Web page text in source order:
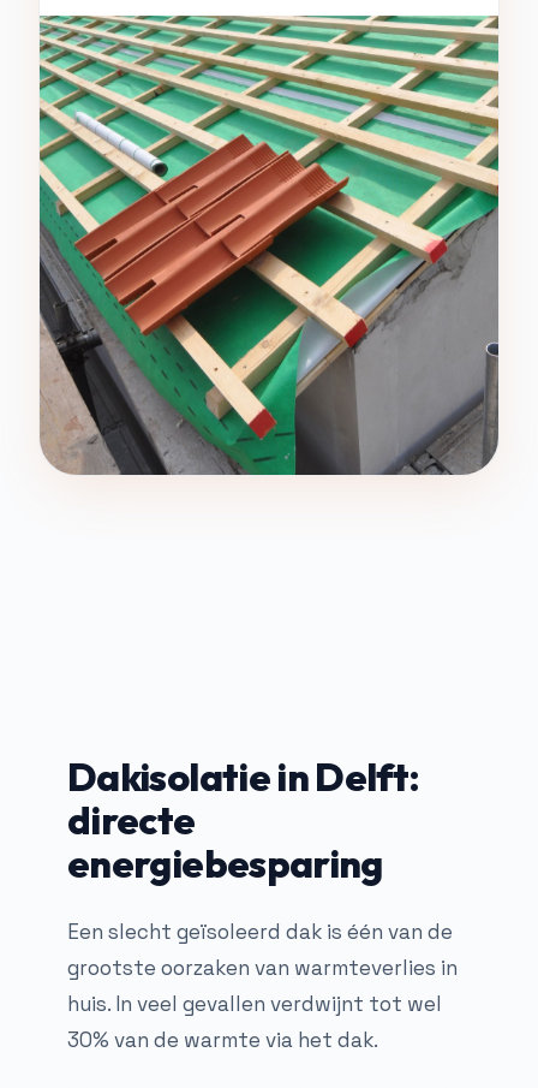
Dakisolatie in Delft:
directe
energiebesparing
Een slecht geïsoleerd dak is één van de
grootste oorzaken van warmteverlies in
huis. In veel gevallen verdwijnt tot wel
30% van de warmte via het dak.